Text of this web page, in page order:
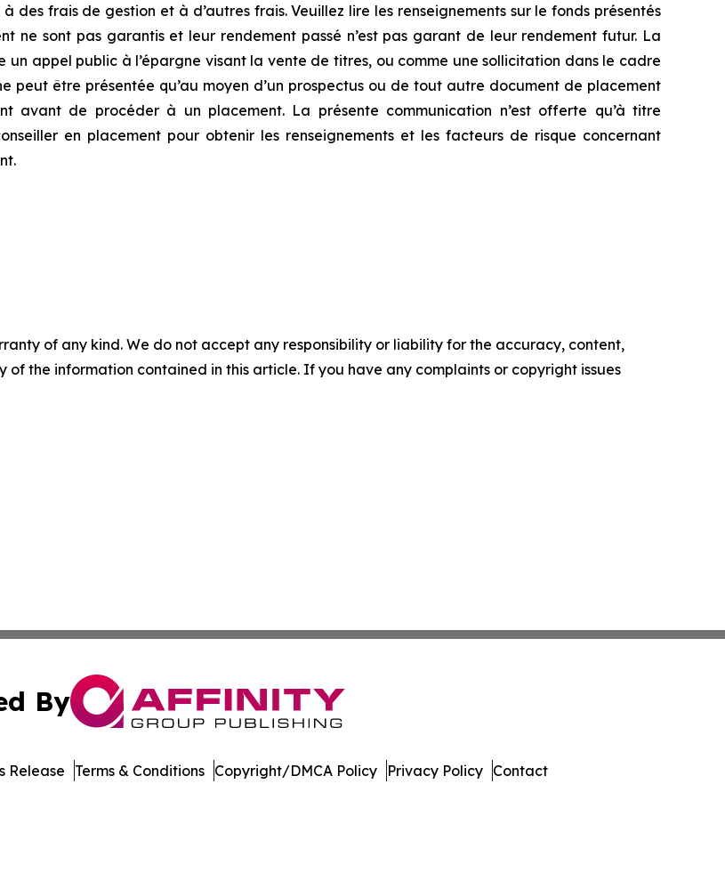
des frais de gestion et à d’autres frais. Veuillez lire les renseignements sur le fonds présentés
ne sont pas garantis et leur rendement passé n’est pas garant de leur rendement futur. La
appel public à l’épargne visant la vente de titres, ou comme une sollicitation dans le cadre
peut être présentée qu’au moyen d’un prospectus ou de tout autre document de placement
avant de procéder à un placement. La présente communication n’est offerte qu’à titre
en placement pour obtenir les renseignements et les facteurs de risque concernant
of any kind. We do not accept any responsibility or liability for the accuracy, content,
of the information contained in this article. If you have any complaints or copyright issues
By
Release Terms & Conditions Copyright/DMCA Policy Privacy Policy Contact